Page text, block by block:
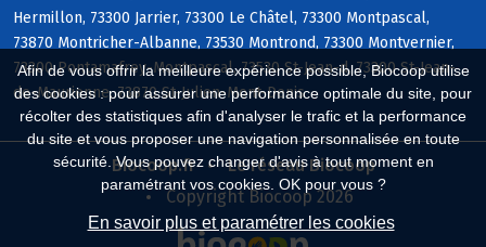
Afin de vous offrir la meilleure expérience possible, Biocoop utilise
des cookies : pour assurer une performance optimale du site, pour
récolter des statistiques afin d'analyser le trafic et la performance
du site et vous proposer une navigation personnalisée en toute
sécurité. Vous pouvez changer d'avis à tout moment en
paramétrant vos cookies. OK pour vous ?
En savoir plus et paramétrer les cookies
Hermillon, 73300 Jarrier, 73300 Le Châtel, 73300 Montpascal,
73870 Montricher-Albanne, 73530 Montrond, 73300 Montvernier,
73300 Pontamafrey-Montpascal, 73530 St-Jean-d, 73300 St-Jean-
de-Maurienne, 73870 St-Julien-Mont-Denis
Biocoop.fr
Le réseau Biocoop
Copyright Biocoop 2026